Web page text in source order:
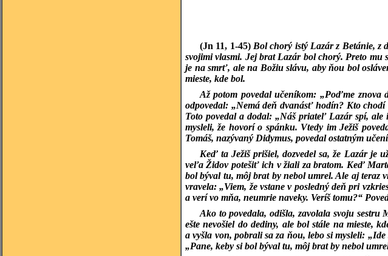
(Jn 11, 1-45) Bol chorý istý Lazár z Betánie, z
svojimi vlasmi. Jej brat Lazár bol chorý. Preto mu
je na smrť, ale na Božiu slávu, aby ňou bol
mieste, kde bol.
Až potom povedal učeníkom: „Poďme
odpovedal: „Nemá deň dvanásť hodín? Kto chodí
Toto povedal a dodal: „Náš priateľ Lazár spí,
mysleli, že hovorí o spánku. Vtedy im Ježiš
Tomáš, nazývaný Didymus, povedal ostatným
Keď ta Ježiš prišiel, dozvedel sa, že Lazár je
veľa Židov potešiť ich v žiali za bratom. Keď
bol býval tu, môj brat by nebol umrel. Ale aj teraz
vravela: „Viem, že vstane v posledný deň pri
a verí vo mňa, neumrie naveky. Veríš tomu?“
Ako to povedala, odišla, zavolala svoju
ešte nevošiel do dediny, ale bol stále na mieste,
a vyšla von, pobrali sa za ňou, lebo si mysleli:
„Pane, keby si bol býval tu, môj brat by nebol